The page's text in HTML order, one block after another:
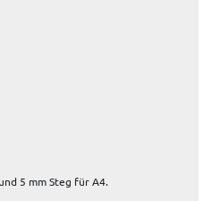
5 mm Steg für A4.